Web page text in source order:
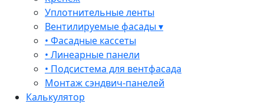
Уплотнительные ленты
Вентилируемые фасады ▾
• Фасадные кассеты
• Линеарные панели
• Подсистема для вентфасада
Монтаж сэндвич-панелей
Калькулятор